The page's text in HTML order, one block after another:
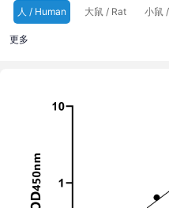
人 / Human
大鼠 / Rat 小鼠
更多